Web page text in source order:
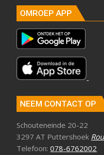
OMROEP APP
NEEM CONTACT OP
Schouteneinde 20-22
3297 AT Puttershoek
Telefoon:078-6762002